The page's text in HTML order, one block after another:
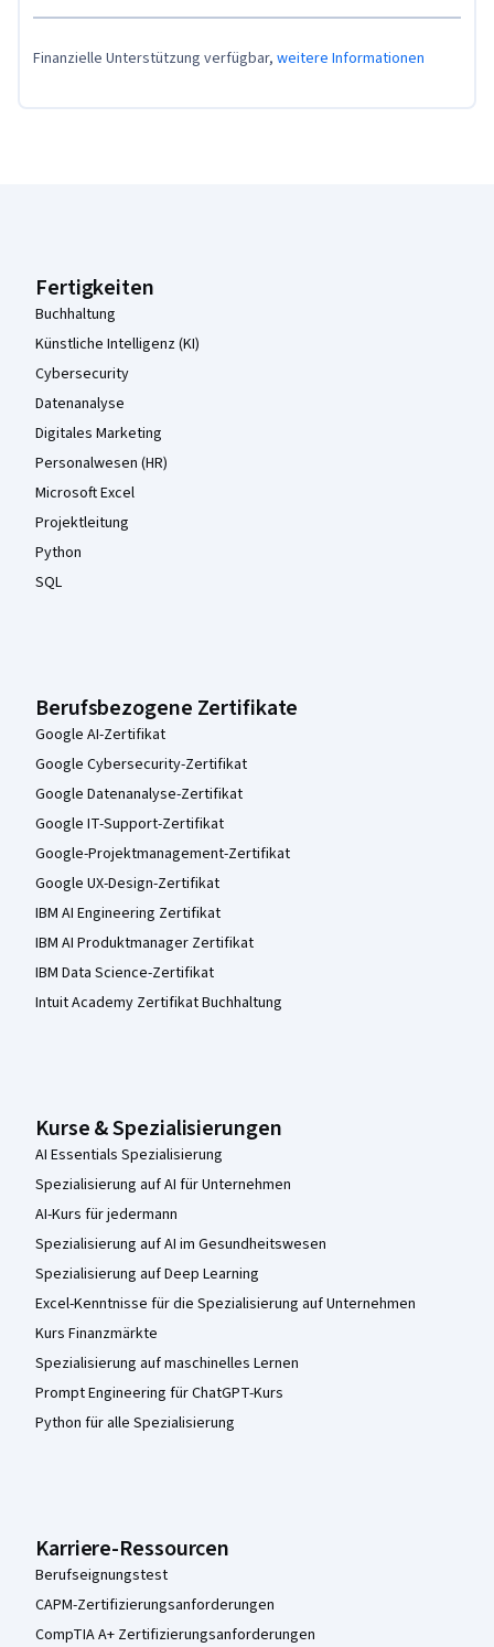
Finanzielle Unterstützung verfügbar, weitere Informationen
Fertigkeiten
Buchhaltung
Künstliche Intelligenz (KI)
Cybersecurity
Datenanalyse
Digitales Marketing
Personalwesen (HR)
Microsoft Excel
Projektleitung
Python
SQL
Berufsbezogene Zertifikate
Google AI-Zertifikat
Google Cybersecurity-Zertifikat
Google Datenanalyse-Zertifikat
Google IT-Support-Zertifikat
Google-Projektmanagement-Zertifikat
Google UX-Design-Zertifikat
IBM AI Engineering Zertifikat
IBM AI Produktmanager Zertifikat
IBM Data Science-Zertifikat
Intuit Academy Zertifikat Buchhaltung
Kurse & Spezialisierungen
AI Essentials Spezialisierung
Spezialisierung auf AI für Unternehmen
AI-Kurs für jedermann
Spezialisierung auf AI im Gesundheitswesen
Spezialisierung auf Deep Learning
Excel-Kenntnisse für die Spezialisierung auf Unternehmen
Kurs Finanzmärkte
Spezialisierung auf maschinelles Lernen
Prompt Engineering für ChatGPT-Kurs
Python für alle Spezialisierung
Karriere-Ressourcen
Berufseignungstest
CAPM-Zertifizierungsanforderungen
CompTIA A+ Zertifizierungsanforderungen